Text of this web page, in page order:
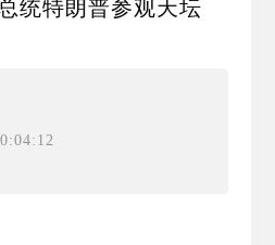
统特朗普参观天坛